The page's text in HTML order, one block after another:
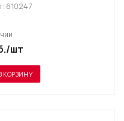
610247
/шт
КОРЗИНУ